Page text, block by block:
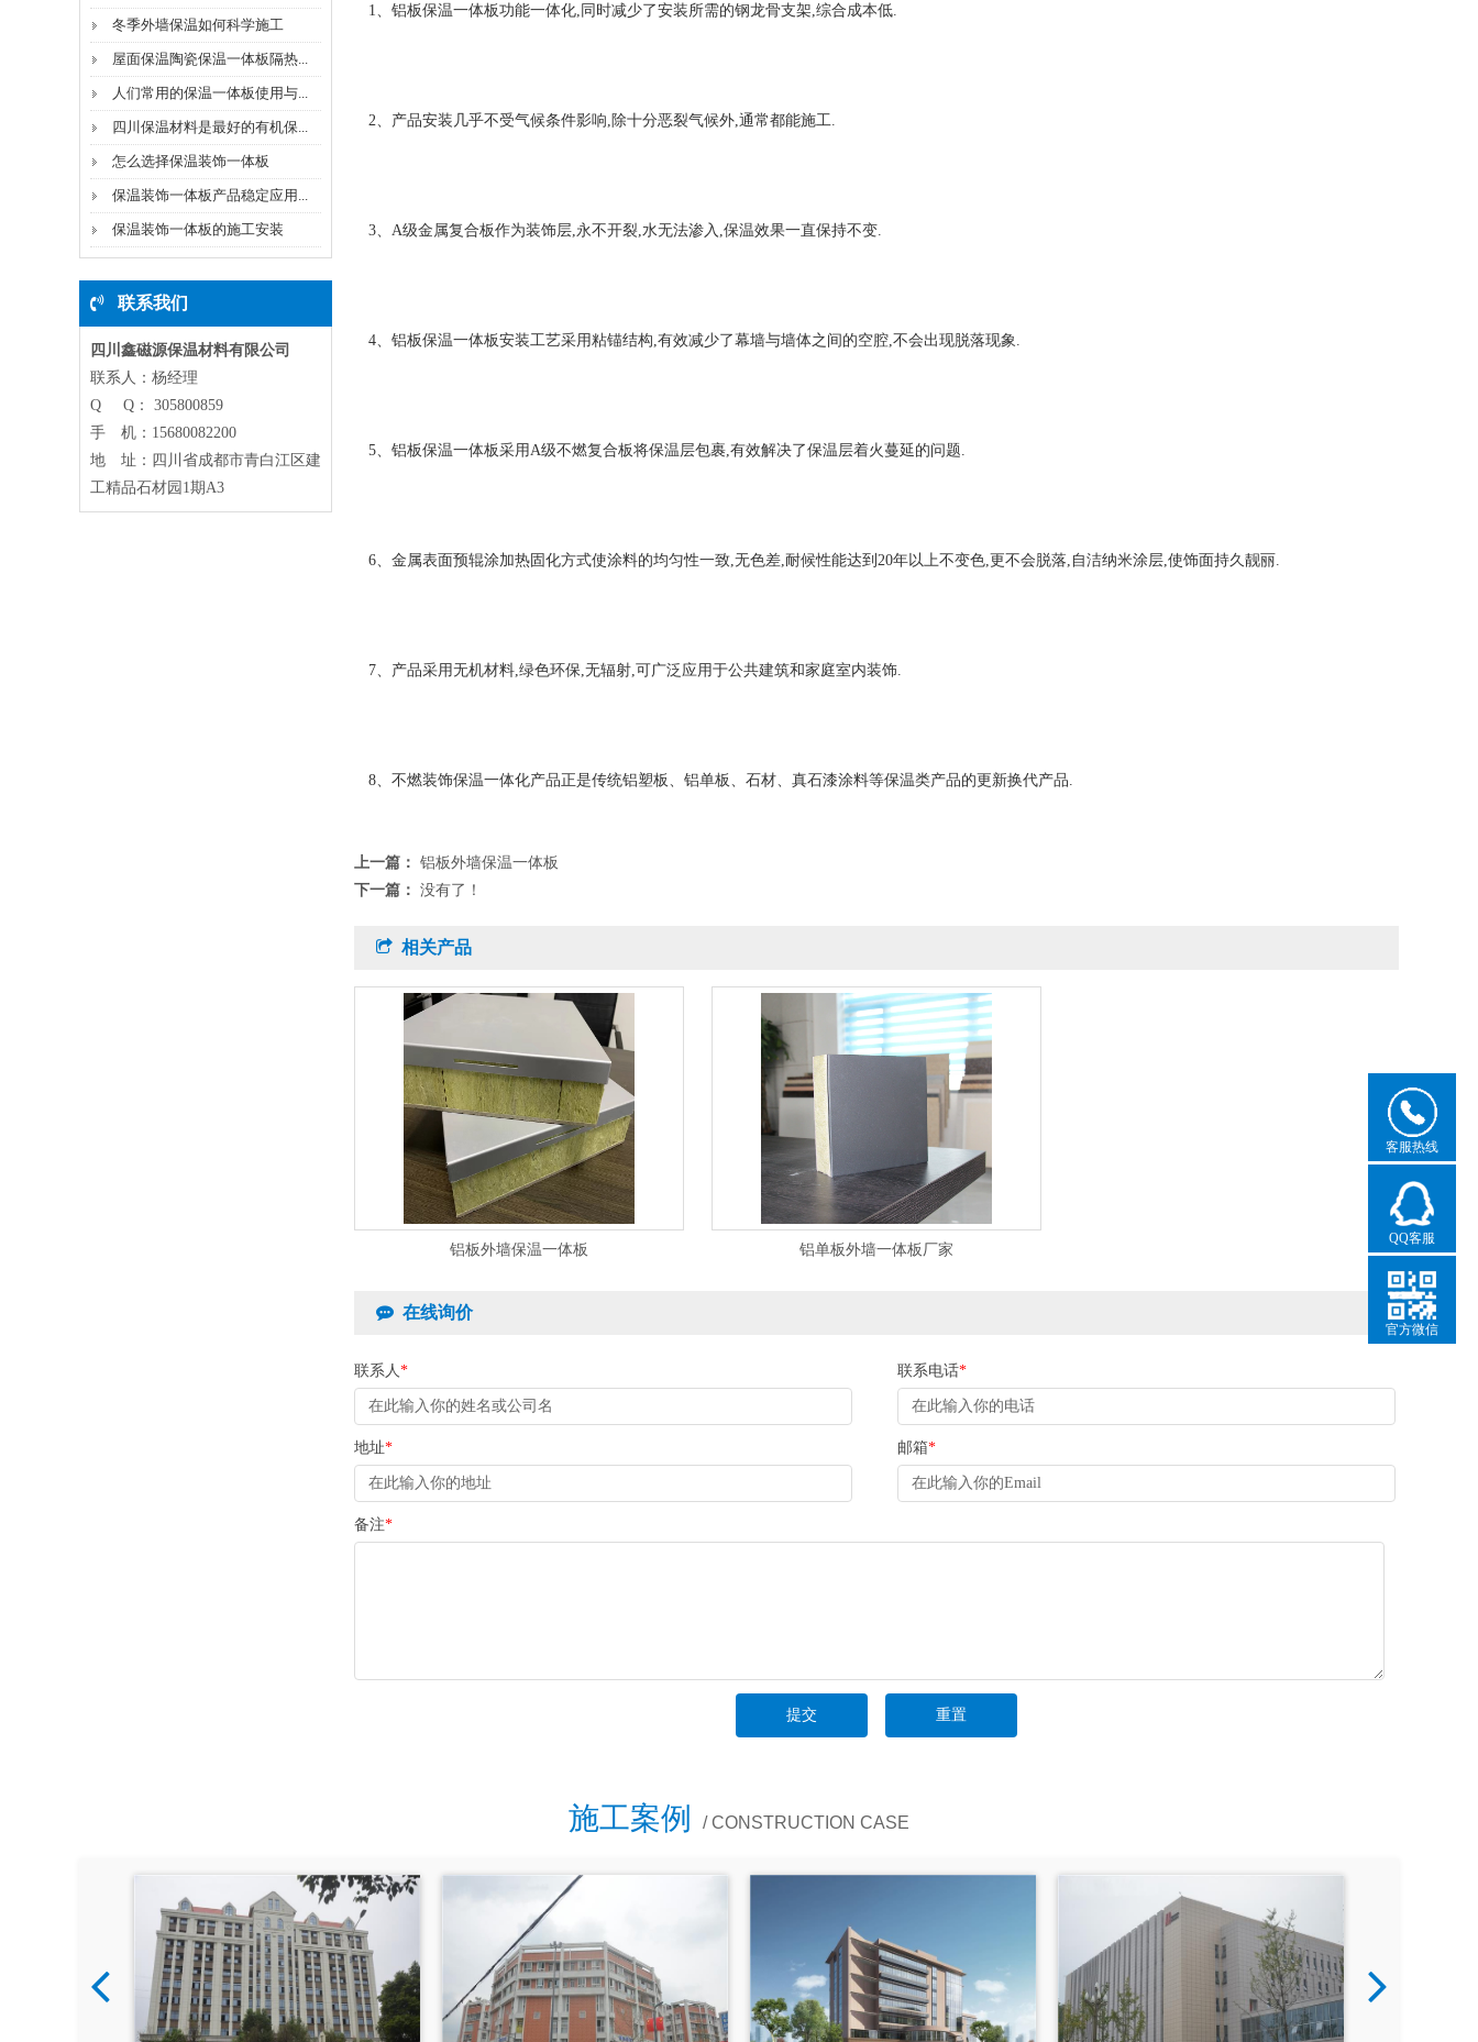
冬季外墙保温如何科学施工
屋面保温陶瓷保温一体板隔热...
人们常用的保温一体板使用与...
四川保温材料是最好的有机保...
怎么选择保温装饰一体板
保温装饰一体板产品稳定应用...
保温装饰一体板的施工安装
联系我们
四川鑫磁源保温材料有限公司
联系人：杨经理
Q Q： 305800859
手 机：15680082200
地 址：四川省成都市青白江区建
工精品石材园1期A3
1、铝板保温一体板功能一体化,同时减少了安装所需的钢龙骨支架,综合成本低.
2、产品安装几乎不受气候条件影响,除十分恶裂气候外,通常都能施工.
3、A级金属复合板作为装饰层,永不开裂,水无法渗入,保温效果一直保持不变.
4、铝板保温一体板安装工艺采用粘锚结构,有效减少了幕墙与墙体之间的空腔,不会出现脱落现象.
5、铝板保温一体板采用A级不燃复合板将保温层包裹,有效解决了保温层着火蔓延的问题.
6、金属表面预辊涂加热固化方式使涂料的均匀性一致,无色差,耐候性能达到20年以上不变色,更不会脱落,自洁纳米涂层,使饰面持久靓丽.
7、产品采用无机材料,绿色环保,无辐射,可广泛应用于公共建筑和家庭室内装饰.
8、不燃装饰保温一体化产品正是传统铝塑板、铝单板、石材、真石漆涂料等保温类产品的更新换代产品.
上一篇： 铝板外墙保温一体板
下一篇： 没有了！
相关产品
铝板外墙保温一体板 铝单板外墙一体板厂家
在线询价
联系人* 联系电话*
地址* 邮箱*
备注*
施工案例 / CONSTRUCTION CASE
客服热线
QQ客服
官方微信